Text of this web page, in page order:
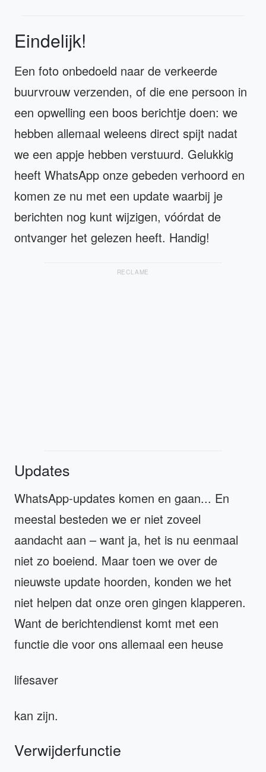
Eindelijk!
Een foto onbedoeld naar de verkeerde
buurvrouw verzenden, of die ene persoon in
een opwelling een boos berichtje doen: we
hebben allemaal weleens direct spijt nadat
we een appje hebben verstuurd. Gelukkig
heeft WhatsApp onze gebeden verhoord en
komen ze nu met een update waarbij je
berichten nog kunt wijzigen, vóórdat de
ontvanger het gelezen heeft. Handig!
RECLAME
Updates
WhatsApp-updates komen en gaan... En
meestal besteden we er niet zoveel
aandacht aan – want ja, het is nu eenmaal
niet zo boeiend. Maar toen we over de
nieuwste update hoorden, konden we het
niet helpen dat onze oren gingen klapperen.
Want de berichtendienst komt met een
functie die voor ons allemaal een heuse
lifesaver
kan zijn.
Verwijderfunctie